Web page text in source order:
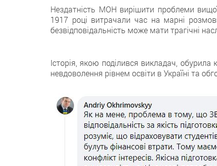
Нездатність МОН вирішити проблеми
1917 році витрачали час на марні
безвідповідальність може мати трагічні
Історія, якою поділився викладач,
невдоволення рівнем освіти в Україні та